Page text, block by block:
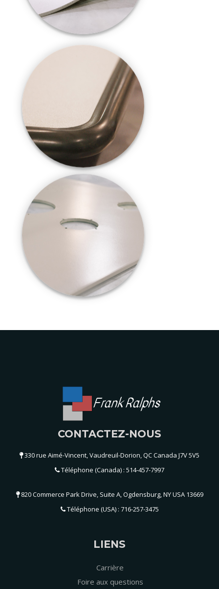
Frank Ralphs
CONTACTEZ-NOUS
330 rue Aimé-Vincent, Vaudreuil-Dorion, QC Canada J7V 5V5
Téléphone (Canada) : 514-457-7997
820 Commerce Park Drive, Suite A, Ogdensburg, NY USA 13669
Téléphone (USA) : 716-257-3475
LIENS
Carrière
Foire aux questions